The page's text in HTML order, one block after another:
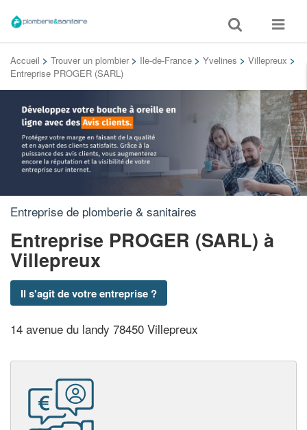
Toggle
search
Toggle
Accueil > Trouver un plombier > Ile-de-France > Yvelines > Villepreux >
Entreprise PROGER (SARL)
Entreprise de plomberie & sanitaires
Entreprise PROGER (SARL) à
Villepreux
Il s'agit de votre entreprise ?
14 avenue du landy 78450 Villepreux